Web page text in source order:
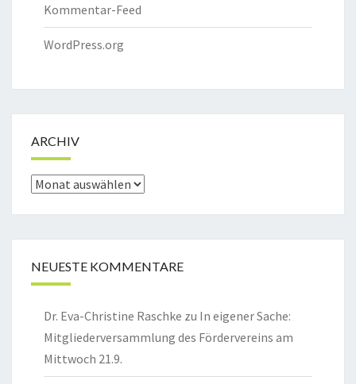
Kommentar-Feed
WordPress.org
ARCHIV
Archiv
NEUESTE KOMMENTARE
Dr. Eva-Christine Raschke zu In eigener Sache:
Mitgliederversammlung des Fördervereins am
Mittwoch 21.9.